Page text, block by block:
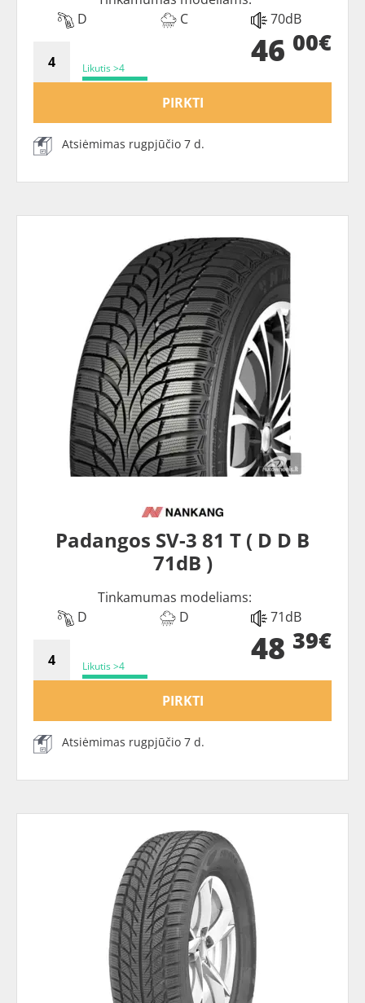
D
C 70dB
Likutis >4 46 00€
PIRKTI
Atsiėmimas rugpjūčio 7 d.
Padangos SV-3 81 T ( D D B
71dB )
Tinkamumas modeliams:
D
D 71dB
Likutis >4 48 39€
PIRKTI
Atsiėmimas rugpjūčio 7 d.